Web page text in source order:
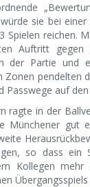
sie bei
Spielen reichen.
Auftritt gegen
der Partie und
Zonen pendelten
Passwege auf
ragte in der
Münchener gut
so dass
Kollegen